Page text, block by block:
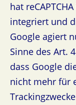
hat
integriert und
Google agiert
Sinne des Art.
dass Google
nicht mehr für